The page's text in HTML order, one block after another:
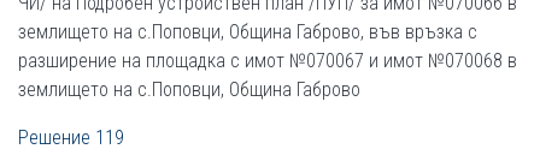
землището на с.Поповци, Община Габрово, във връзка с
разширение на площадка с имот №070067 и имот №070068 в
землището на с.Поповци, Община Габрово
Решение 119